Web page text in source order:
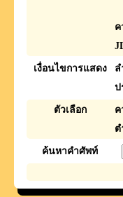
ค
เงื่อนไขการแสดง
ล
ป
ตัวเลือก ค
ต
ค้นหาคำศัพท์